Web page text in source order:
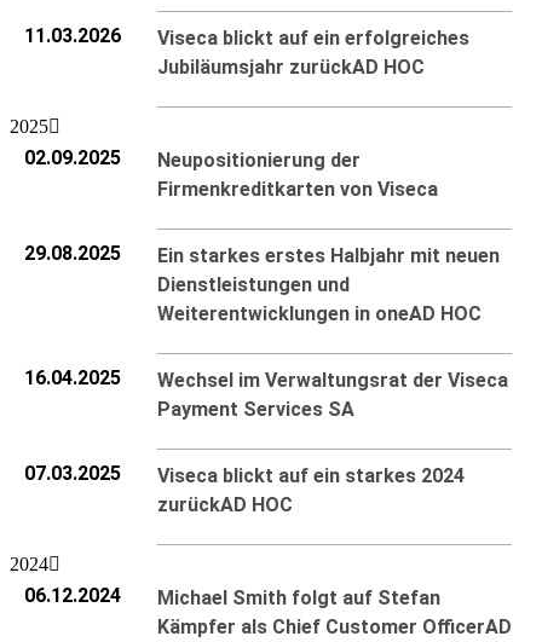
11.03.2026
Viseca blickt auf ein erfolgreiches
Jubiläumsjahr zurückAD HOC
2025
02.09.2025
Neupositionierung der
Firmenkreditkarten von Viseca
29.08.2025
Ein starkes erstes Halbjahr mit neuen
Dienstleistungen und
Weiterentwicklungen in oneAD HOC
16.04.2025
Wechsel im Verwaltungsrat der Viseca
Payment Services SA
07.03.2025
Viseca blickt auf ein starkes 2024
zurückAD HOC
2024
06.12.2024
Michael Smith folgt auf Stefan
Kämpfer als Chief Customer OfficerAD